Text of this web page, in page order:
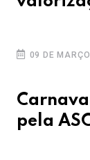
09 DE
pela